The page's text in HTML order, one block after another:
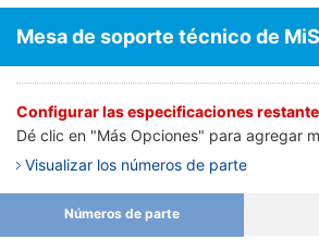
· Material de cobertura para equipos de
fábricas.
· Para componente de cubierta de
· Para componente de banco de trabajo.
· Para componente de marco.
Mesa de soporte técnico de
Configurar las especificaciones
Dé clic en "Más Opciones" para agregar
Visualizar los números de parte
Números de parte